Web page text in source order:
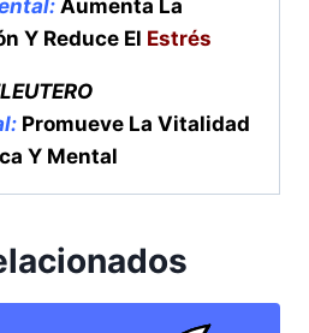
Aumenta La
Y Reduce El Estrés
Promueve La Vitalidad
Y Mental